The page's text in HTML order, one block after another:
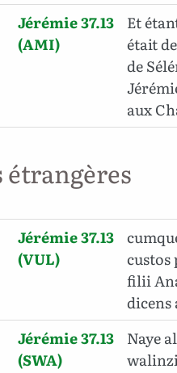
Jérémie 37.13
(AMI)
Et
était
de
aux
étrangères
Jérémie 37.13
(VUL)
custos
filii
dicens
Jérémie 37.13
(SWA)
Naye